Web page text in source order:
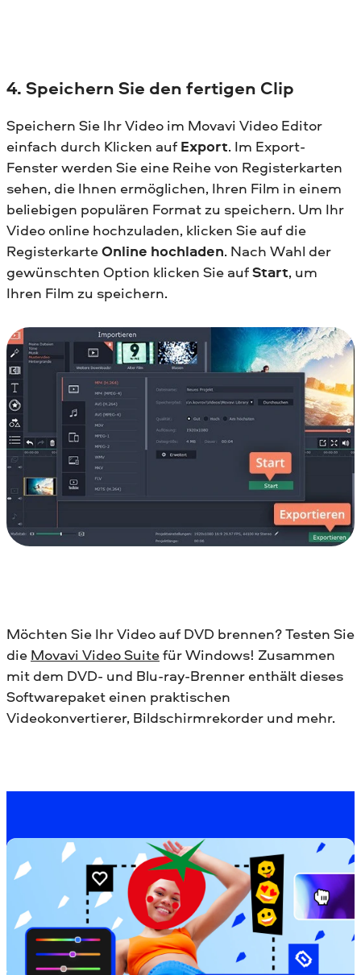
4. Speichern Sie den fertigen Clip
Speichern Sie Ihr Video im Movavi Video Editor
einfach durch Klicken auf Export. Im Export-
Fenster werden Sie eine Reihe von Registerkarten
sehen, die Ihnen ermöglichen, Ihren Film in einem
beliebigen populären Format zu speichern. Um Ihr
Video online hochzuladen, klicken Sie auf die
RegisterkarteOnline hochladen. Nach Wahl der
gewünschten Option klicken Sie aufStart, um
Ihren Film zu speichern.
Möchten Sie Ihr Video auf DVD brennen? Testen Sie
die Movavi Video Suitefür Windows! Zusammen
mit dem DVD- und Blu-ray-Brenner enthält dieses
Softwarepaket einen praktischen
Videokonvertierer, Bildschirmrekorder und mehr.